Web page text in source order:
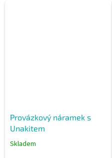
Provázkový náramek s
Unakitem
Skladem